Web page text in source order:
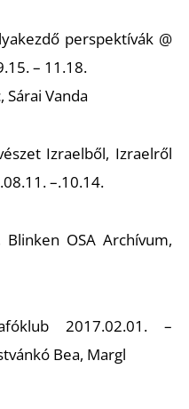
perspektívák @
– 11.18.
Vanda
Izraelből, Izraelről
–.10.14.
Blinken OSA Archívum,
2017.02.01. –
Bea, Margl